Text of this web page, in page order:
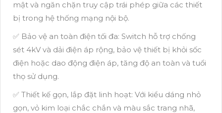
mật và ngăn chặn truy cập trái phép giữa các thiết
bị trong hệ thống mạng nội bộ.
✅ Bảo vệ an toàn điện tối đa: Switch hỗ trợ chống
sét 4kV và dải điện áp rộng, bảo vệ thiết bị khỏi sốc
điện hoặc dao động điện áp, tăng độ an toàn và tuổi
thọ sử dụng.
✅ Thiết kế gọn, lắp đặt linh hoạt: Với kiểu dáng nhỏ
gọn, vỏ kim loại chắc chắn và màu sắc trang nhã,